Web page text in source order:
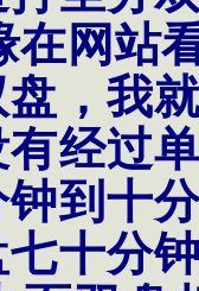
在网站
，我
经过
到十
十分